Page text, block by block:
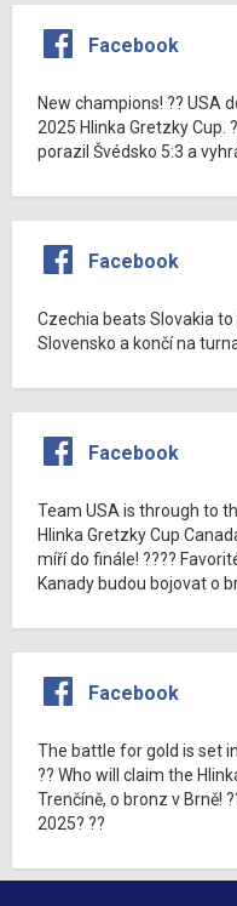
Facebook
New champions! ?? USA
2025 Hlinka Gretzky Cup.
porazil Švédsko 5:3 a
Facebook
Czechia beats Slovakia
Slovensko a končí na
Facebook
Team USA is through to
Hlinka Gretzky Cup
míří do finále! ????
Kanady budou bojovat o
Facebook
The battle for gold is set
?? Who will claim the
Trenčíně, o bronz v Brně!
2025? ??